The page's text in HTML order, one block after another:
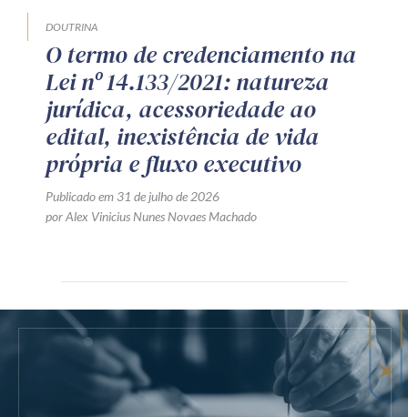
DOUTRINA
O termo de credenciamento na
Lei nº 14.133/2021: natureza
jurídica, acessoriedade ao
edital, inexistência de vida
própria e fluxo executivo
Publicado em 31 de julho de 2026
por Alex Vinicius Nunes Novaes Machado